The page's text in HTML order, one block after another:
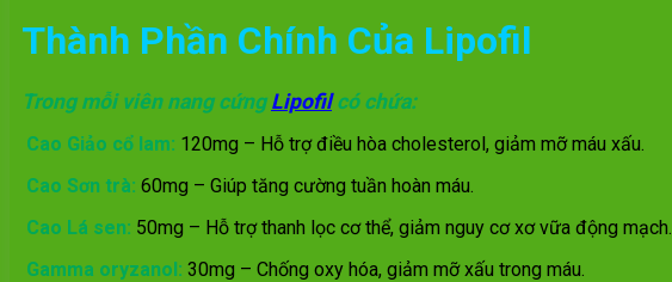
Thành Phần Chính Của Lipofil
Trong mỗi viên nang cứng Lipofilcó chứa:
Cao Giảo cổ lam: 120mg – Hỗ trợ điều hòa cholesterol, giảm mỡ máu xấu.
Cao Sơn trà: 60mg – Giúp tăng cường tuần hoàn máu.
Cao Lá sen: 50mg – Hỗ trợ thanh lọc cơ thể, giảm nguy cơ xơ vữa động mạch.
Gamma oryzanol: 30mg – Chống oxy hóa, giảm mỡ xấu trong máu.